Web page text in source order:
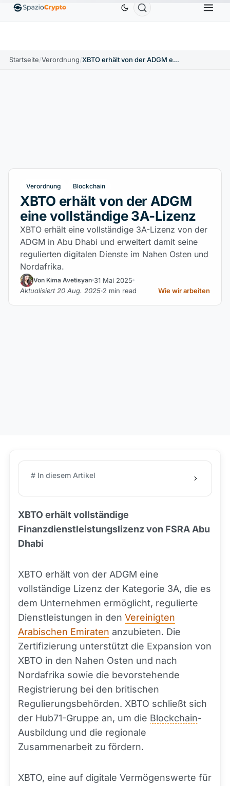
EthereumETH1.880,58 $ Tether USDT0,9991 $ BNBBNB
Startseite/Verordnung/ XBTO erhält von der ADGM eine vollständige 3A-Lizenz
Verordnung Blockchain
XBTO erhält von der ADGM
eine vollständige 3A-Lizenz
XBTO erhält eine vollständige 3A-Lizenz von der
ADGM in Abu Dhabi und erweitert damit seine
regulierten digitalen Dienste im Nahen Osten und
Nordafrika.
Von Kima Avetisyan 31 Mai 2025
Aktualisiert 20 Aug. 2025 2 min read Wie wir arbeiten
# In diesem Artikel
XBTO erhält vollständige
Finanzdienstleistungslizenz von FSRA Abu
Dhabi
XBTO erhält von der ADGM eine
vollständige Lizenz der Kategorie 3A, die es
dem Unternehmen ermöglicht, regulierte
Dienstleistungen in den Vereinigten
Arabischen Emiraten anzubieten. Die
Zertifizierung unterstützt die Expansion von
XBTO in den Nahen Osten und nach
Nordafrika sowie die bevorstehende
Registrierung bei den britischen
Regulierungsbehörden. XBTO schließt sich
der Hub71-Gruppe an, um die Blockchain-
Ausbildung und die regionale
Zusammenarbeit zu fördern.
XBTO, eine auf digitale Vermögenswerte für